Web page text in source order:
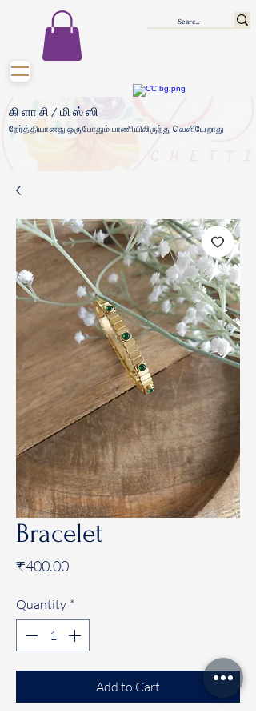
கிளாசி/மிஸ்ஸி
நேர்த்தியானது ஒருபோதும் பாணியிலிருந்து வெளியேறாது
Bracelet
₹400.00Price
Quantity *
Add to Cart